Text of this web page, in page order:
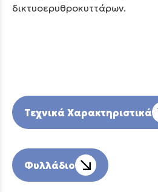
δικτυοερυθροκυττάρων.
Τεχνικά Χαρακτηριστικά
Φυλλάδιο